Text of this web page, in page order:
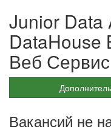
Junior Data
Веб
Вакансий не